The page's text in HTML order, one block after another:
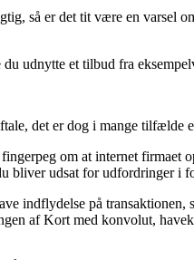
så er det tit være en varsel
udnytte et tilbud fra
det er dog i mange tilfælde
om at internet firmaet
bliver udsat for udfordringer i
indflydelse på
af Kort med konvolut,